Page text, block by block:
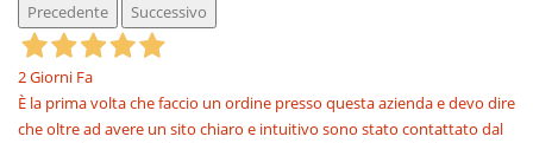
Precedente
Successivo
2 Giorni Fa
È la prima volta che faccio un ordine presso questa azienda e devo dire
che oltre ad avere un sito chiaro e intuitivo sono stato contattato dal